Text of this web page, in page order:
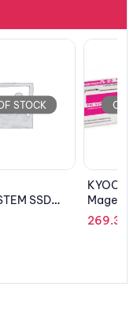
STOCK
Toner
TK-5150M
SIP-
T40P/
6.12